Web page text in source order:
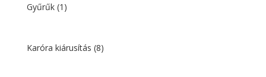
Gyűrűk (1)
Karóra kiárusítás (8)